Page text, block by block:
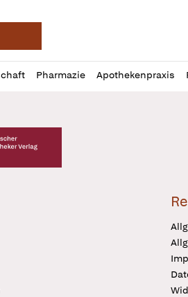
Pharmazie Apothekenpraxis
Verlag Logo